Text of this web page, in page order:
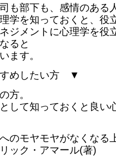
下も、感情のある人
っておくと、役立
トに心理学を役立
ると
。
めしたい方 ▼
。
知っておくと良い心
モヤモヤがなくなる
ク・アマール(著)